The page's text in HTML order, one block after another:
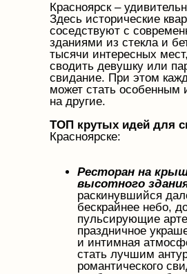
Красноярск –
Здесь исторические
соседствуют с
зданиями из стекла и
тысячи интересных
сводить девушку или
свидание. При этом
может стать особенным
на другие.
ТОП крутых идей для
Красноярске:
Ресторан на
высотного
раскинувшийся
бескрайнее небо,
пульсирующие
праздничное
и интимная
стать лучшим
романтического